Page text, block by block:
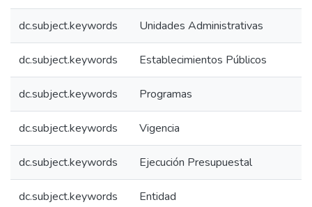
dc.subject.keywords Unidades Administrativas
dc.subject.keywords Establecimientos Públicos
dc.subject.keywords Programas
dc.subject.keywords Vigencia
dc.subject.keywords Ejecución Presupuestal
dc.subject.keywords Entidad